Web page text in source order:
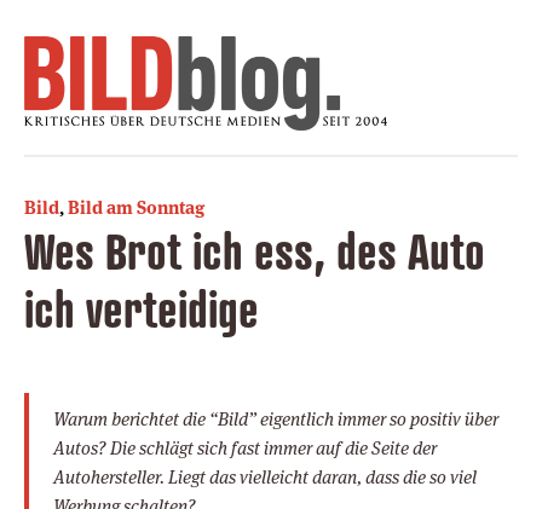
Bild,Bild am Sonntag
Wes Brot ich ess, des Auto
ich verteidige
Warum berichtet die “Bild” eigentlich immer so positiv über
Autos? Die schlägt sich fast immer auf die Seite der
Autohersteller. Liegt das vielleicht daran, dass die so viel